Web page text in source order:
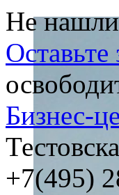
Не
Оставьте
Бизнес-
+7(495)